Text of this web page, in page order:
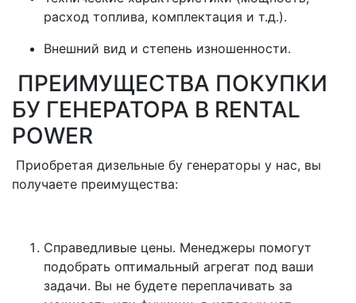
расход топлива, комплектация и т.д.).
Внешний вид и степень изношенности.
ПРЕИМУЩЕСТВА ПОКУПКИ
БУ ГЕНЕРАТОРА В RENTAL
POWER
Приобретая дизельные бу генераторы у нас, вы
получаете преимущества:
Справедливые цены. Менеджеры помогут
подобрать оптимальный агрегат под ваши
задачи. Вы не будете переплачивать за